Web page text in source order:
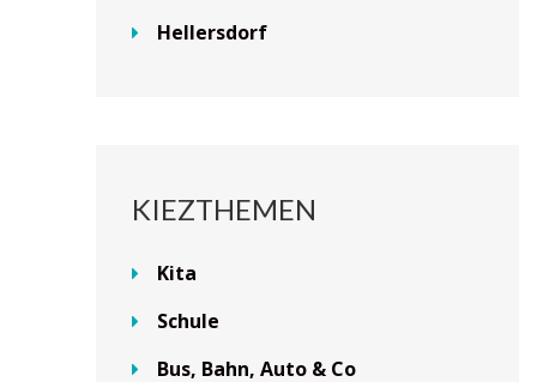
Hellersdorf
KIEZTHEMEN
Kita
Schule
Bus, Bahn, Auto & Co